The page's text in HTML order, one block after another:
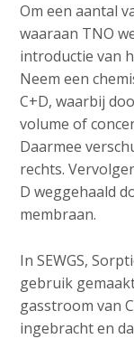
Om een aantal
waaraan TNO
introductie van
Neem een
C+D, waarbij
volume of
Daarmee
rechts.
D weggehaald
membraan.
In SEWGS,
gebruik
gasstroom van
ingebracht en